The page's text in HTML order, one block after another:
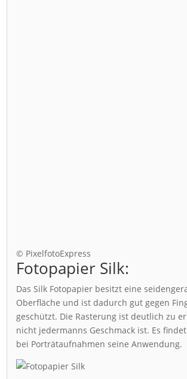
© PixelfotoExpress
Fotopapier Silk:
Das Silk Fotopapier besitzt eine
Oberfläche und ist dadurch gut gegen
geschützt. Die Rasterung ist deutlich zu
nicht jedermanns Geschmack ist. Es
bei Porträtaufnahmen seine Anwendung.